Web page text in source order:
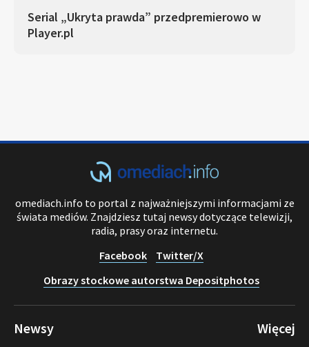
Serial „Ukryta prawda” przedpremierowo w
Player.pl
omediach.info to portal z najważniejszymi informacjami ze
świata mediów. Znajdziesz tutaj newsy dotyczące telewizji,
radia, prasy oraz internetu.
Facebook
Twitter/X
Obrazy stockowe autorstwa Depositphotos
Newsy Więcej